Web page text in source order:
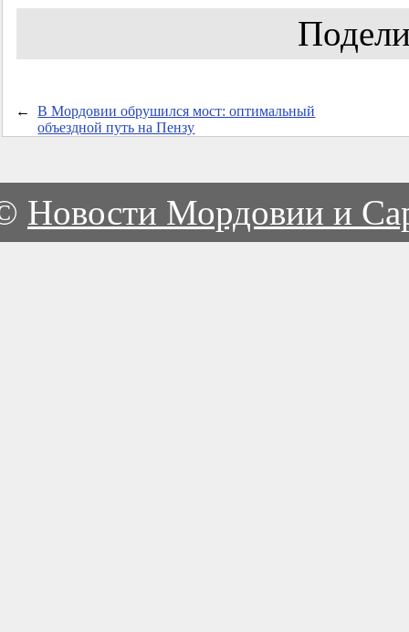
←
В Мордовии обрушился мост: оптимальный
объездной путь на Пензу
Новости Мордовии и